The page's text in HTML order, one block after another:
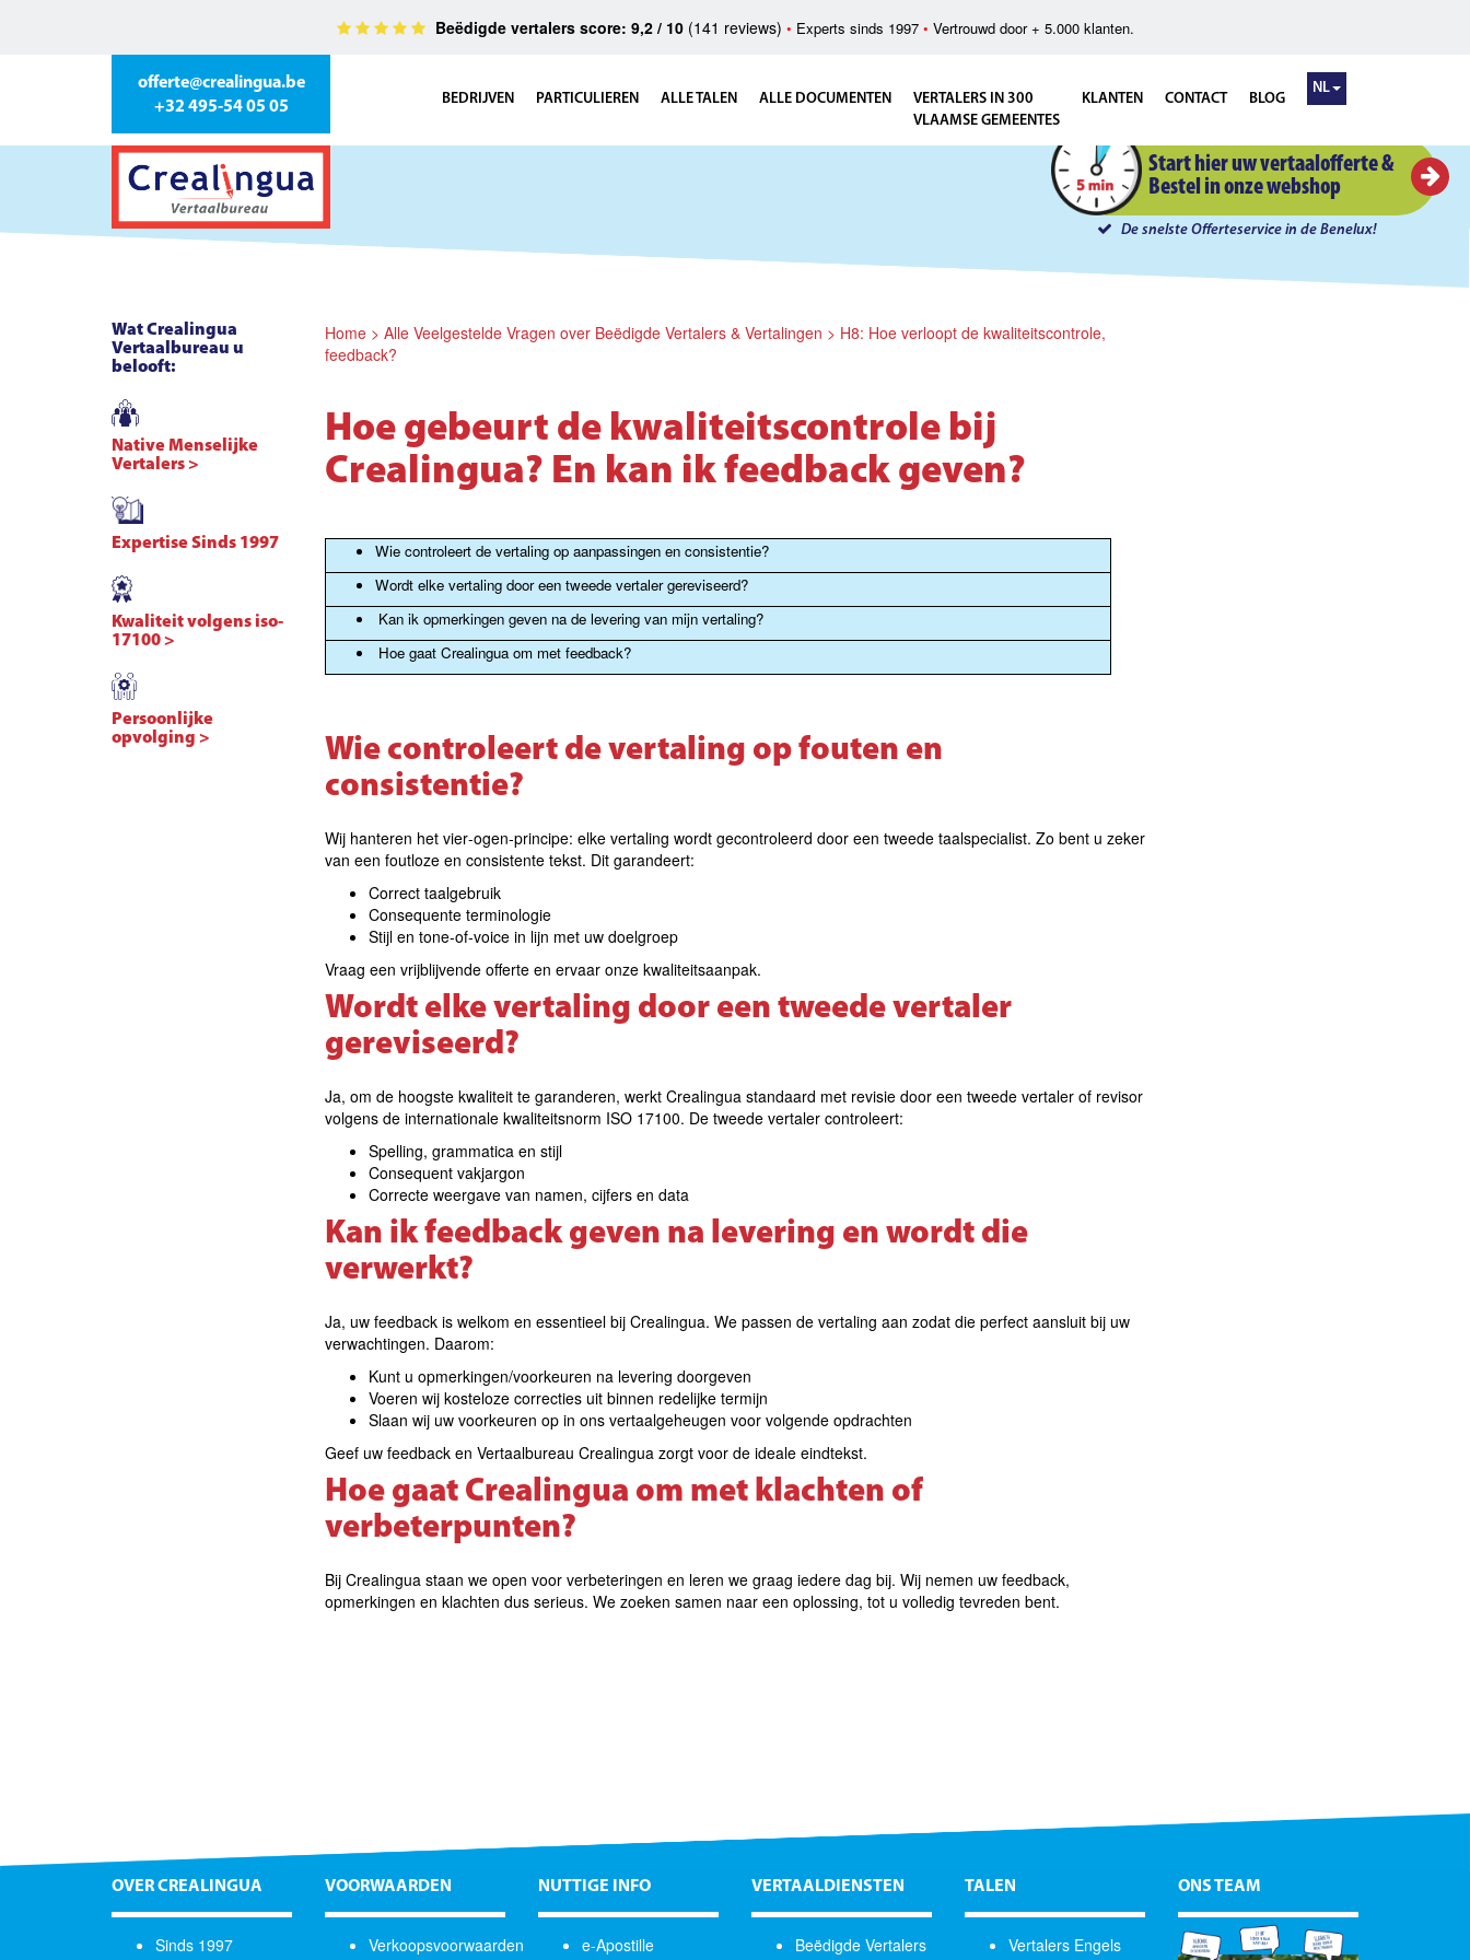
Beëdigde vertalers score: 9,2 / 10(141 reviews) • Experts sinds 1997 • Vertrouwd door + 5.000 klanten.
offerte@crealingua.be
+32 495-54 05 05
BEDRIJVEN PARTICULIEREN ALLE TALEN ALLE DOCUMENTEN
VERTALERS IN 300
VLAAMSE GEMEENTES
KLANTEN CONTACT BLOG
NL
Start hier uw vertaalofferte &
Bestel in onze webshop
De snelste Offerteservice in de Benelux!
Wat Crealingua
Vertaalbureau u
belooft:
Native Menselijke
Vertalers >
Expertise Sinds 1997
Kwaliteit volgens iso-
17100 >
Persoonlijke
opvolging >
Home > Alle Veelgestelde Vragen over Beëdigde Vertalers & Vertalingen > H8: Hoe verloopt de kwaliteitscontrole,
feedback?
Hoe gebeurt de kwaliteitscontrole bij
Crealingua? En kan ik feedback geven?
Wie controleert de vertaling op aanpassingen en consistentie?
Wordt elke vertaling door een tweede vertaler gereviseerd?
Kan ik opmerkingen geven na de levering van mijn vertaling?
Hoe gaat Crealingua om met feedback?
Wie controleert de vertaling op fouten en
consistentie?
Wij hanteren het vier‑ogen‑principe: elke vertaling wordt gecontroleerd door een tweede taalspecialist. Zo bent u zeker
van een foutloze en consistente tekst. Dit garandeert:
Correct taalgebruik
Consequente terminologie
Stijl en tone‑of‑voice in lijn met uw doelgroep
Vraag een vrijblijvende offerte en ervaar onze kwaliteitsaanpak.
Wordt elke vertaling door een tweede vertaler
gereviseerd?
Ja, om de hoogste kwaliteit te garanderen, werkt Crealingua standaard met revisie door een tweede vertaler of revisor
volgens de internationale kwaliteitsnorm ISO 17100. De tweede vertaler controleert:
Spelling, grammatica en stijl
Consequent vakjargon
Correcte weergave van namen, cijfers en data
Kan ik feedback geven na levering en wordt die
verwerkt?
Ja, uw feedback is welkom en essentieel bij Crealingua. We passen de vertaling aan zodat die perfect aansluit bij uw
verwachtingen. Daarom:
Kunt u opmerkingen/voorkeuren na levering doorgeven
Voeren wij kosteloze correcties uit binnen redelijke termijn
Slaan wij uw voorkeuren op in ons vertaalgeheugen voor volgende opdrachten
Geef uw feedback en Vertaalbureau Crealingua zorgt voor de ideale eindtekst.
Hoe gaat Crealingua om met klachten of
verbeterpunten?
Bij Crealingua staan we open voor verbeteringen en leren we graag iedere dag bij. Wij nemen uw feedback,
opmerkingen en klachten dus serieus. We zoeken samen naar een oplossing, tot u volledig tevreden bent.
OVER CREALINGUA
Sinds 1997
VOORWAARDEN
Verkoopsvoorwaarden
NUTTIGE INFO
e-Apostille
VERTAALDIENSTEN
Beëdigde Vertalers
TALEN
Vertalers Engels
ONS TEAM